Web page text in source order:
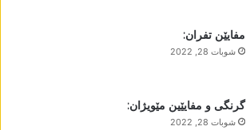
مفایێن تفران:
شوبات 28, 2022
گرنگی و مفایێین مێویژان:
شوبات 28, 2022